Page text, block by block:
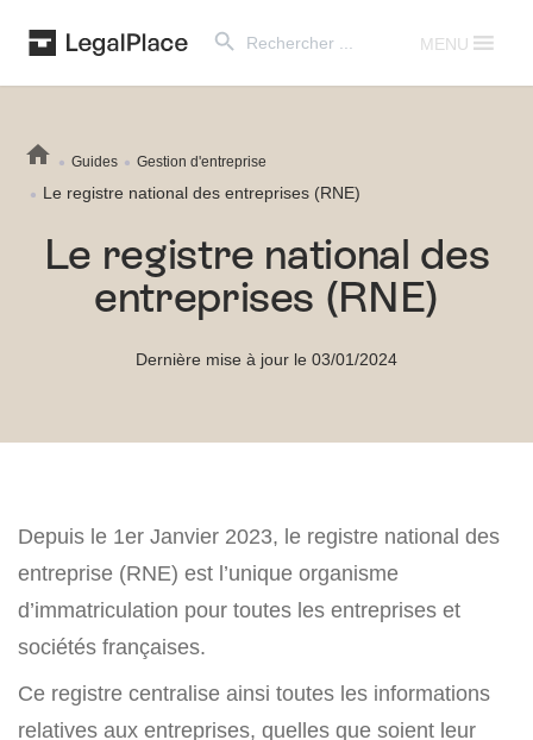
for:
MENU
Guides Gestion d'entreprise
Le registre national des entreprises (RNE)
Le registre national des
entreprises (RNE)
Dernière mise à jour le 03/01/2024
Depuis le 1er Janvier 2023, le registre national des
entreprise (RNE) est l’unique organisme
d’immatriculation pour toutes les entreprises et
sociétés françaises.
Ce registre centralise ainsi toutes les informations
relatives aux entreprises, quelles que soient leur